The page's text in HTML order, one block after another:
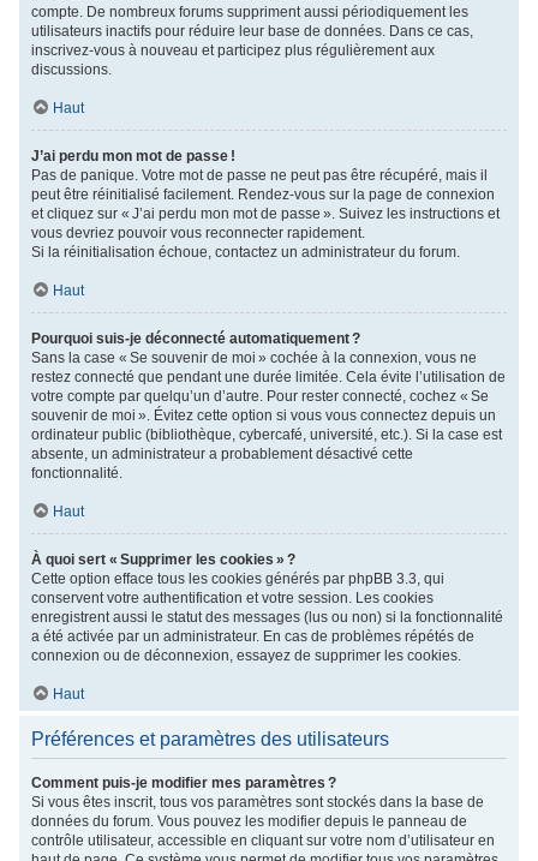
compte. De nombreux forums suppriment aussi périodiquement les
utilisateurs inactifs pour réduire leur base de données. Dans ce cas,
inscrivez-vous à nouveau et participez plus régulièrement aux
discussions.
Haut
J’ai perdu mon mot de passe !
Pas de panique. Votre mot de passe ne peut pas être récupéré, mais il
peut être réinitialisé facilement. Rendez-vous sur la page de connexion
et cliquez sur « J’ai perdu mon mot de passe ». Suivez les instructions et
vous devriez pouvoir vous reconnecter rapidement.
Si la réinitialisation échoue, contactez un administrateur du forum.
Haut
Pourquoi suis-je déconnecté automatiquement ?
Sans la case « Se souvenir de moi » cochée à la connexion, vous ne
restez connecté que pendant une durée limitée. Cela évite l’utilisation de
votre compte par quelqu’un d’autre. Pour rester connecté, cochez « Se
souvenir de moi ». Évitez cette option si vous vous connectez depuis un
ordinateur public (bibliothèque, cybercafé, université, etc.). Si la case est
absente, un administrateur a probablement désactivé cette
fonctionnalité.
Haut
À quoi sert « Supprimer les cookies » ?
Cette option efface tous les cookies générés par phpBB 3.3, qui
conservent votre authentification et votre session. Les cookies
enregistrent aussi le statut des messages (lus ou non) si la fonctionnalité
a été activée par un administrateur. En cas de problèmes répétés de
connexion ou de déconnexion, essayez de supprimer les cookies.
Haut
Préférences et paramètres des utilisateurs
Comment puis-je modifier mes paramètres ?
Si vous êtes inscrit, tous vos paramètres sont stockés dans la base de
données du forum. Vous pouvez les modifier depuis le panneau de
contrôle utilisateur, accessible en cliquant sur votre nom d’utilisateur en